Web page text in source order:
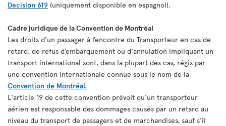
Decision 619 (uniquement disponible en espagnol).
Cadre juridique de la Convention de Montréal
Les droits d’un passager à l’encontre du Transporteur en cas de
retard, de refus d’embarquement ou d'annulation impliquant un
transport international sont, dans la plupart des cas, régis par
une convention internationale connue sous le nom de la
Convention de Montréal.
L'article 19 de cette convention prévoit qu'un transporteur
aérien est responsable des dommages causés par un retard au
niveau du transport de passagers et de marchandises, sauf s'il